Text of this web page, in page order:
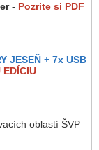
- Pozrite si PDF
JESEŇ + 7x USB
EDÍCIU
oblastí ŠVP